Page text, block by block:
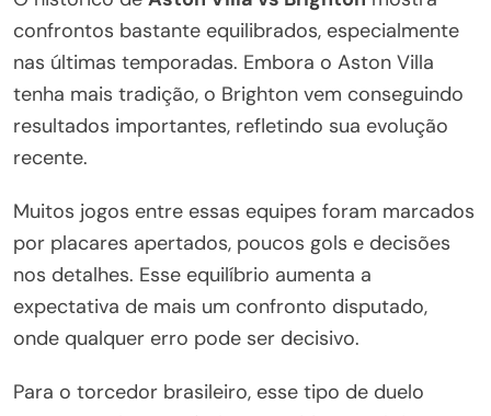
confrontos bastante equilibrados, especialmente
nas últimas temporadas. Embora o Aston Villa
tenha mais tradição, o Brighton vem conseguindo
resultados importantes, refletindo sua evolução
recente.
Muitos jogos entre essas equipes foram marcados
por placares apertados, poucos gols e decisões
nos detalhes. Esse equilíbrio aumenta a
expectativa de mais um confronto disputado,
onde qualquer erro pode ser decisivo.
Para o torcedor brasileiro, esse tipo de duelo